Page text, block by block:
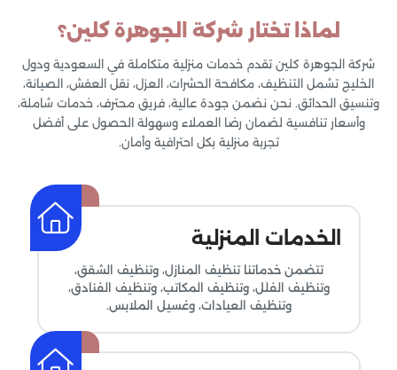
خدمات التسليك وكشف
لماذا تختار شركة الجوهرة كلين؟
شركة الجوهرة كلين تقدم خدمات منزلية متكاملة في السعودية ودول
الخليج تشمل التنظيف، مكافحة الحشرات، العزل، نقل العفش، الصيانة،
وتنسيق الحدائق. نحن نضمن جودة عالية، فريق محترف، خدمات شاملة،
وأسعار تنافسية لضمان رضا العملاء وسهولة الحصول على أفضل
تجربة منزلية بكل احترافية وأمان.
الخدمات المنزلية
تتضمن خدماتنا تنظيف المنازل، وتنظيف الشقق،
وتنظيف الفلل، وتنظيف المكاتب، وتنظيف الفنادق،
وتنظيف العيادات، وغسيل الملابس.